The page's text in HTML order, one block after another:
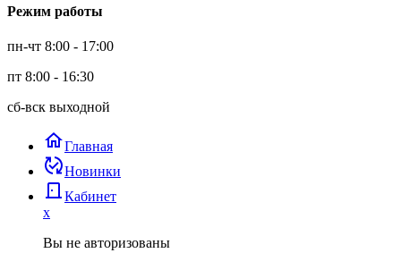
Режим работы
пн-чт 8:00 - 17:00
пт 8:00 - 16:30
сб-вск выходной
homeГлавная
published_with_changesНовинки
door_back Кабинет
x
Вы не авторизованы